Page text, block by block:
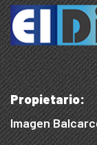
Propietario:
Imagen